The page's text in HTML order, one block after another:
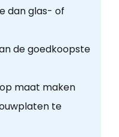
dan glas- of
de goedkoopste
maat maken
te